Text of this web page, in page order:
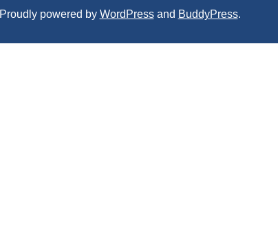
Proudly powered by WordPressand BuddyPress.